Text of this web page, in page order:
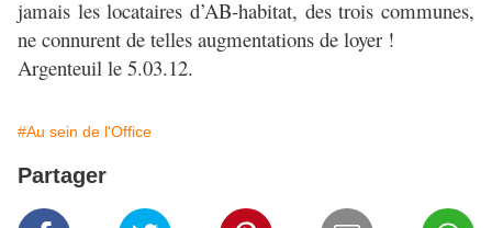
jamais les locataires d’AB-habitat, des trois communes,
ne connurent de telles augmentations de loyer !
Argenteuil le 5.03.12.
#Au sein de l'Office
Partager